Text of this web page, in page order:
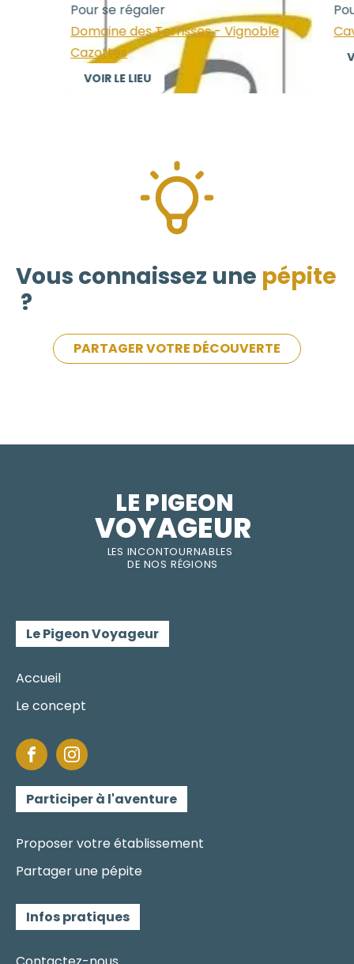
Pour se régaler
Domaine des Terrisses - Vignoble
Cazottes
VOIR LE LIEU
Vous connaissez une pépite
?
PARTAGER VOTRE DÉCOUVERTE
LES INCONTOURNABLES
DE NOS RÉGIONS
LE PIGEON
VOYAGEUR
Le Pigeon Voyageur
Accueil
Le concept
Participer à l'aventure
Proposer votre établissement
Partager une pépite
Infos pratiques